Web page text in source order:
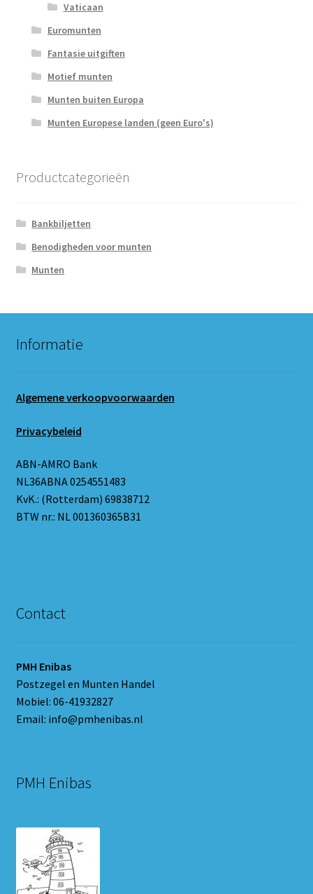
Vaticaan
Euromunten
Fantasie uitgiften
Motief munten
Munten buiten Europa
Munten Europese landen (geen Euro's)
Productcategorieën
Bankbiljetten
Benodigheden voor munten
Munten
Informatie
Algemene verkoopvoorwaarden
Privacybeleid
ABN-AMRO Bank
NL36ABNA 0254551483
KvK.: (Rotterdam) 69838712
BTW nr.: NL 001360365B31
Contact
PMH Enibas
Postzegel en Munten Handel
Mobiel: 06-41932827
Email: info@pmhenibas.nl
PMH Enibas